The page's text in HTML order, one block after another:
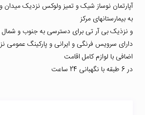
آپارتمان نوساز شیک و تمیز ولوکس نزدیک میدان
به بیمارستانهای مرکز
و نزذیک بی آر تی برای دسترسی به جنوب و شمال
دارای سرویس فرنگی و ایرانی و پارکینگ
اضافی با لوازم کامل اقامت
در 6 طبقه با نگهبانی 24 ساعت